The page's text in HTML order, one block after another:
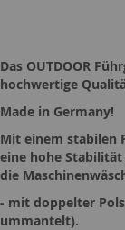
Das OUTDOOR
hochwertige
Made in Germany!
Mit einem stabilen
eine hohe
die
- mit doppelter
ummantelt).